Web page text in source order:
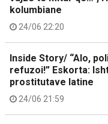
kolumbiane
24/06 22:20
Inside Story/ “Alo,
refuzoi!” Eskorta:
prostitutave latine
24/06 21:59